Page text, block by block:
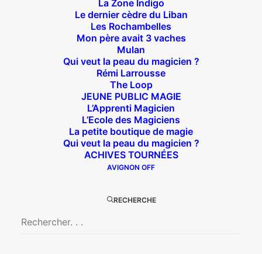
La Zone Indigo
Le dernier cèdre du Liban
Les Rochambelles
Mon père avait 3 vaches
Mulan
Qui veut la peau du magicien ?
Rémi Larrousse
The Loop
JEUNE PUBLIC MAGIE
L’Apprenti Magicien
L’Ecole des Magiciens
La petite boutique de magie
Qui veut la peau du magicien ?
ACHIVES TOURNÉES
AVIGNON OFF
RECHERCHE
Théâtre des Béliers Parisiens
14 bis rue Sainte Isaure 75018 Paris
Joffrin / Simplon – Loc :01 42 62 35 00
À l’affiche
Big Mother
Le goût de la framboise